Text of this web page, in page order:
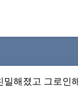
해졌고 그로인